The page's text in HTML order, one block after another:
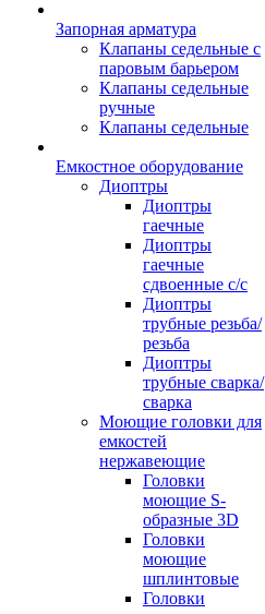
Запорная арматура
Клапаны седельные с
паровым барьером
Клапаны седельные
ручные
Клапаны седельные
Емкостное оборудование
Диоптры
Диоптры
гаечные
Диоптры
гаечные
сдвоенные c/c
Диоптры
трубные резьба/
резьба
Диоптры
трубные сварка/
сварка
Моющие головки для
емкостей
нержавеющие
Головки
моющие S-
образные 3D
Головки
моющие
шплинтовые
Головки